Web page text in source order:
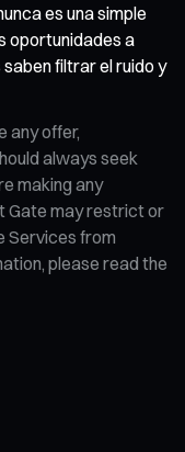
es una simple
oportunidades a
filtrar el ruido y
any offer,
always seek
making any
Gate may restrict or
Services from
please read the